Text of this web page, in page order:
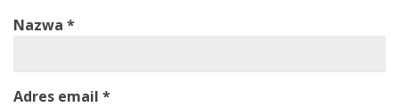
Nazwa *
Adres email *